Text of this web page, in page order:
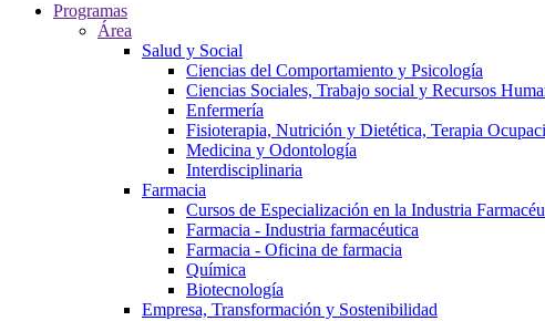
Programas
Área
Salud y Social
Ciencias del Comportamiento y Psicología
Ciencias Sociales, Trabajo social y Recursos
Enfermería
Fisioterapia, Nutrición y Dietética, Terapia
Medicina y Odontología
Interdisciplinaria
Farmacia
Cursos de Especialización en la Industria
Farmacia - Industria farmacéutica
Farmacia - Oficina de farmacia
Química
Biotecnología
Empresa, Transformación y Sostenibilidad